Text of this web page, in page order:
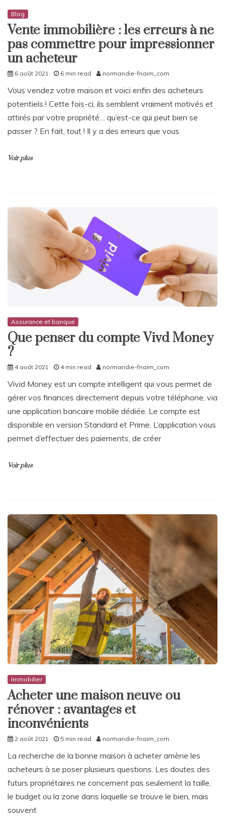
Blog
Vente immobilière : les erreurs à ne
pas commettre pour impressionner
un acheteur
6 août 2021 6 min read normandie-fnaim_com
Vous vendez votre maison et voici enfin des acheteurs
potentiels ! Cette fois-ci, ils semblent vraiment motivés et
attirés par votre propriété… qu’est-ce qui peut bien se
passer ? En fait, tout ! Il y a des erreurs que vous
Voir plus
Assurance et banque
Que penser du compte Vivd Money
?
4 août 2021 4 min read normandie-fnaim_com
Vivid Money est un compte intelligent qui vous permet de
gérer vos finances directement depuis votre téléphone, via
une application bancaire mobile dédiée. Le compte est
disponible en version Standard et Prime. L’application vous
permet d’effectuer des paiements, de créer
Voir plus
Immobilier
Acheter une maison neuve ou
rénover : avantages et
inconvénients
2 août 2021 5 min read normandie-fnaim_com
La recherche de la bonne maison à acheter amène les
acheteurs à se poser plusieurs questions. Les doutes des
futurs propriétaires ne concernent pas seulement la taille,
le budget ou la zone dans laquelle se trouve le bien, mais
souvent